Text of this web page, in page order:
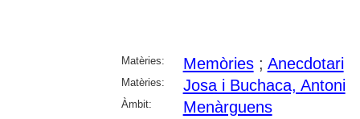
Matèries: Memòries; Anecdotari
Matèries: Josa i Buchaca, Antoni
Àmbit: Menàrguens